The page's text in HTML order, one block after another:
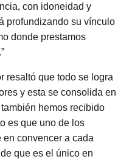
con idoneidad y
profundizando su vínculo
donde prestamos
resaltó que todo se logra
y esta se consolida en
hemos recibido
es que uno de los
convencer a cada
que es el único en